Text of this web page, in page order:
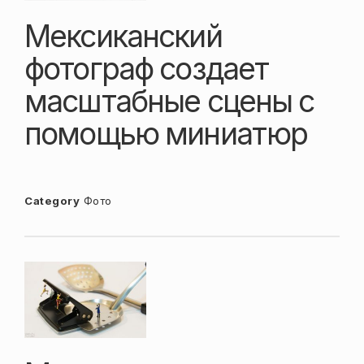
Мексиканский
фотограф создает
масштабные сцены с
помощью миниатюр
Category Фото